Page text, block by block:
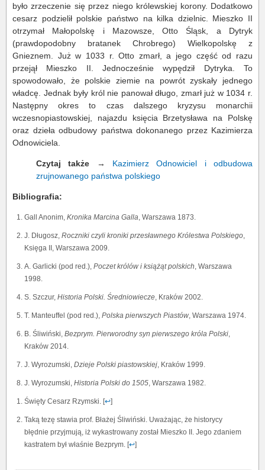
było zrzeczenie się przez niego królewskiej korony. Dodatkowo
cesarz podzielił polskie państwo na kilka dzielnic. Mieszko II
otrzymał Małopolskę i Mazowsze, Otto Śląsk, a Dytryk
(prawdopodobny bratanek Chrobrego) Wielkopolskę z
Gnieznem. Już w 1033 r. Otto zmarł, a jego część od razu
przejął Mieszko II. Jednocześnie wypędził Dytryka. To
spowodowało, że polskie ziemie na powrót zyskały jednego
władcę. Jednak były król nie panował długo, zmarł już w 1034 r.
Następny okres to czas dalszego kryzysu monarchii
wczesnopiastowskiej, najazdu księcia Brzetysława na Polskę
oraz dzieła odbudowy państwa dokonanego przez Kazimierza
Odnowiciela.
Czytaj także → Kazimierz Odnowiciel i odbudowa
zrujnowanego państwa polskiego
Bibliografia:
Gall Anonim, Kronika Marcina Galla, Warszawa 1873.
J. Długosz, Roczniki czyli kroniki przesławnego Królestwa Polskiego,
Księga II, Warszawa 2009.
A. Garlicki (pod red.), Poczet królów i książąt polskich, Warszawa
1998.
S. Szczur, Historia Polski. Średniowiecze, Kraków 2002.
T. Manteuffel (pod red.), Polska pierwszych Piastów, Warszawa 1974.
B. Śliwiński, Bezprym. Pierworodny syn pierwszego króla Polski,
Kraków 2014.
J. Wyrozumski, Dzieje Polski piastowskiej, Kraków 1999.
J. Wyrozumski, Historia Polski do 1505, Warszawa 1982.
Święty Cesarz Rzymski. [↩]
Taką tezę stawia prof. Błażej Śliwiński. Uważając, że historycy
błędnie przyjmują, iż wykastrowany został Mieszko II. Jego zdaniem
kastratem był właśnie Bezprym. [↩]